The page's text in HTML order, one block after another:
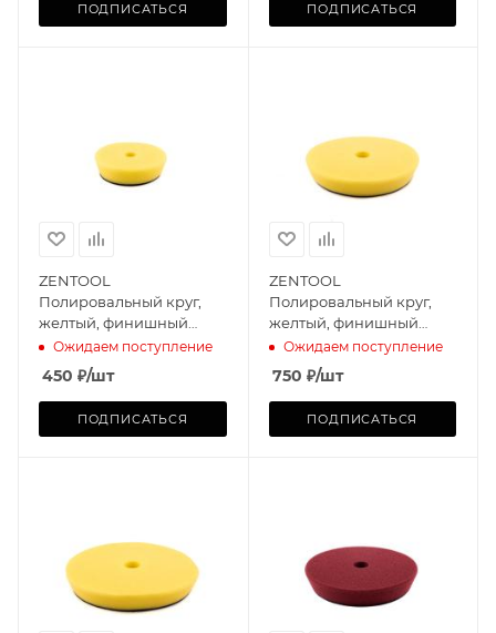
ПОДПИСАТЬСЯ ПОДПИСАТЬСЯ
ZENTOOL
Полировальный круг,
желтый, финишный
Foam Machine 75mm
Ожидаем поступление
450 ₽/шт
ПОДПИСАТЬСЯ
ZENTOOL
Полировальный круг,
желтый, финишный
Foam Machine 125mm
Ожидаем поступление
750 ₽/шт
ПОДПИСАТЬСЯ